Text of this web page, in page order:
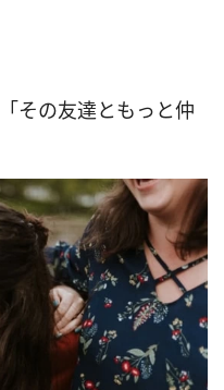
その友達ともっと仲